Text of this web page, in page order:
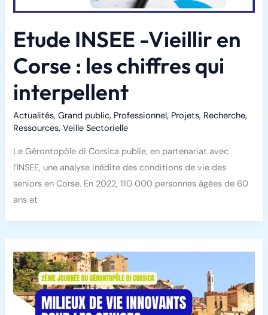
Etude INSEE -Vieillir en
Corse : les chiffres qui
interpellent
Actualités,Grand public, Professionnel, Projets, Recherche,
Ressources,Veille Sectorielle
Le Gérontopôle di Corsica publie, en partenariat avec
l’INSEE, une analyse inédite des conditions de vie des
seniors en Corse. En 2022, 110 000 personnes âgées de 60
ans et